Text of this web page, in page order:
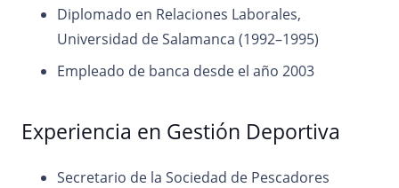
Diplomado en Relaciones Laborales,
Universidad de Salamanca (1992–1995)
Empleado de banca desde el año 2003
Experiencia en Gestión Deportiva
Secretario de la Sociedad de Pescadores